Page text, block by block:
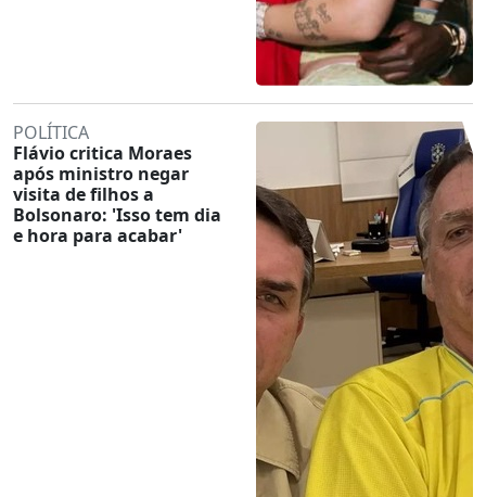
POLÍTICA
Flávio critica Moraes
após ministro negar
visita de filhos a
Bolsonaro: 'Isso tem dia
e hora para acabar'